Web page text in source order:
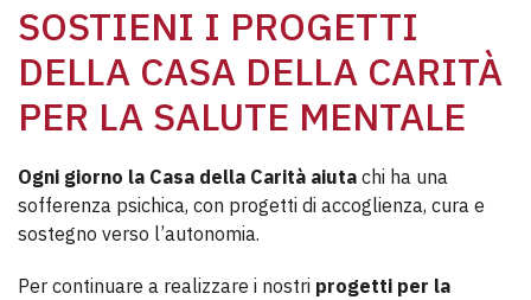
SOSTIENI I PROGETTI
DELLA CASA DELLA CARITÀ
PER LA SALUTE MENTALE
Ogni giorno la Casa della Carità aiuta chi ha una
sofferenza psichica, con progetti di accoglienza, cura e
sostegno verso l’autonomia.
Per continuare a realizzare i nostri progetti per la